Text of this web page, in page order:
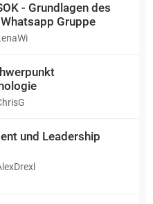
- Grundlagen des
Gruppe
und Leadership